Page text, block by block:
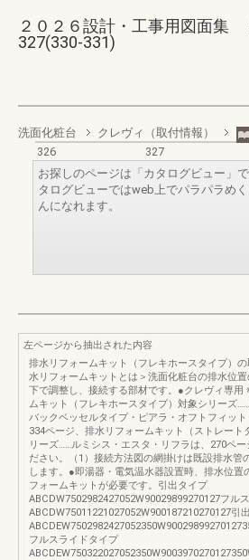
２０２６設計・工事用図面集
327(330-331)
洗面化粧台
クレヴィ（取付情報）
326
327
お探しのページは「カタログビュー」
タログビューではweb上でパラパラめ
んになれます。
左ページから抽出された内容
排水リフォームキット（フレキホースタイプ）
水リフォームキットとは＞洗面化粧台の排水位
下で調整し、接続する部材です。●クレヴィ専用
ムキット（フレキホースタイプ）対象シリーズ
バックベッセルタイプ・ピアラ・オフトフィット
334ページ、排水リフォームキット（ストレート
リーズ……ルミシス・エスタ・リフラは、270ペー
ださい。（1）接続方法図の網掛けは既設排水管
します。●即湯器・電気温水器設置時、排水位置
フォームキットが必要です。引出タイプ
ABCDW7502982427052W90029899270127フル
ABCDW75011221027052W900187210270127引
フルスライドタイプ